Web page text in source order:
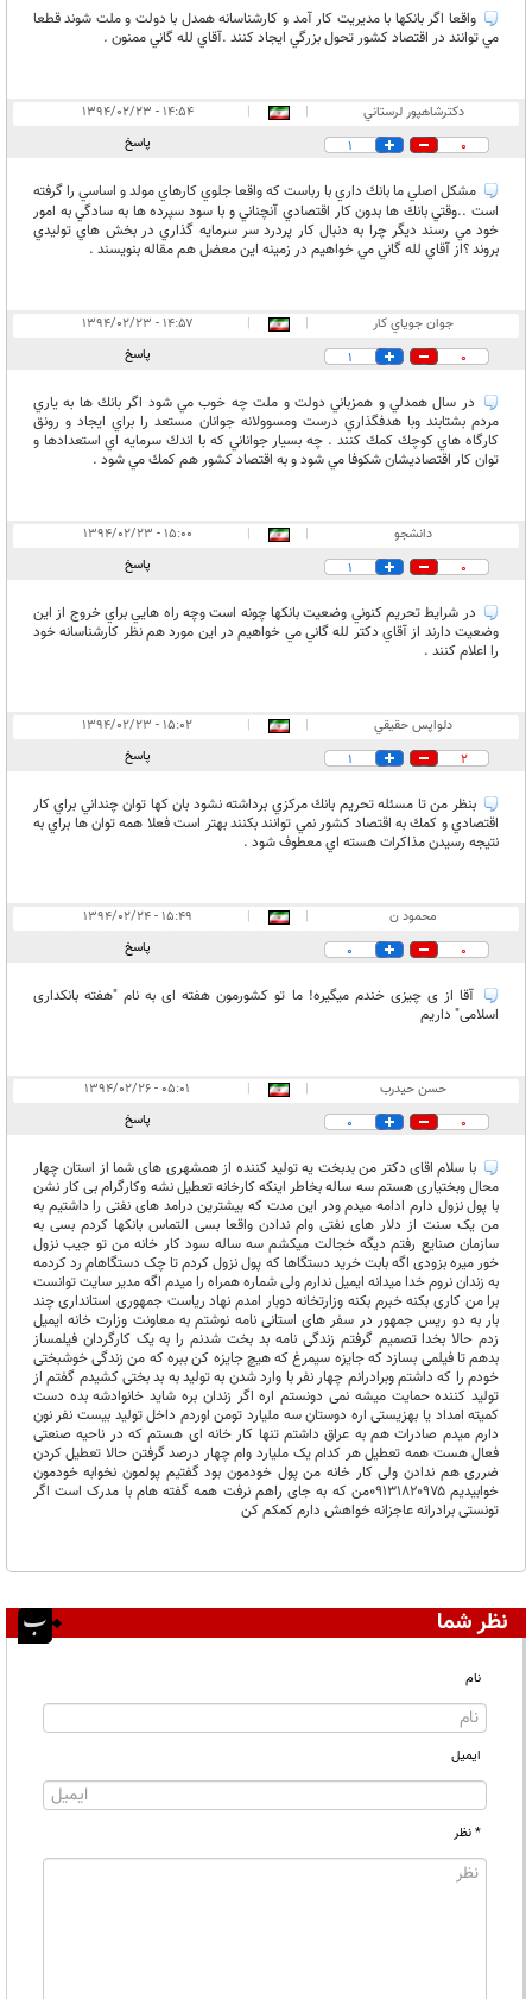
واقعا اگر بانكها با مديريت كار آمد و كارشناسانه همدل با دولت و ملت شوند قطعا
مي توانند در اقتصاد كشور تحول بزرگي ايجاد كنند .آقاي لله گاني ممنون .
دكترشاهپور لرستاني |
|
۱۴:۵۴ - ۱۳۹۴/۰۲/۲۳
0
1 پاسخ
مشكل اصلي ما بانك داري با رباست كه واقعا جلوي كارهاي مولد و اساسي را گرفته
است ..وقتي بانك ها بدون كار اقتصادي آنچناني و با سود سپرده ها به سادگي به امور
خود مي رسند ديگر چرا به دنبال كار پردرد سر سرمايه گذاري در بخش هاي توليدي
بروند ؟از آقاي لله گاني مي خواهيم در زمينه اين معضل هم مقاله بنويسند .
جوان جوياي كار |
|
۱۴:۵۷ - ۱۳۹۴/۰۲/۲۳
0
1 پاسخ
در سال همدلي و همزباني دولت و ملت چه خوب مي شود اگر بانك ها به ياري
مردم بشتابند وبا هدفگذاري درست ومسوولانه جوانان مستعد را براي ايجاد و رونق
كارگاه هاي كوچك كمك كنند . چه بسيار جواناني كه با اندك سرمايه اي استعدادها و
توان كار اقتصاديشان شكوفا مي شود و به اقتصاد كشور هم كمك مي شود .
دانشجو |
|
۱۵:۰۰ - ۱۳۹۴/۰۲/۲۳
0
1 پاسخ
در شرايط تحريم كنوني وضعيت بانكها چونه است وچه راه هايي براي خروج از اين
وضعيت دارند از آقاي دكتر لله گاني مي خواهيم در اين مورد هم نظر كارشناسانه خود
را اعلام كنند .
دلواپس حقيقي |
|
۱۵:۰۲ - ۱۳۹۴/۰۲/۲۳
2
1 پاسخ
بنظر من تا مسئله تحريم بانك مركزي برداشته نشود بان كها توان چنداني براي كار
اقتصادي و كمك به اقتصاد كشور نمي توانند بكنند بهتر است فعلا همه توان ها براي به
نتيجه رسيدن مذاكرات هسته اي معطوف شود .
محمود ن |
|
۱۵:۴۹ - ۱۳۹۴/۰۲/۲۴
0
0 پاسخ
آقا از ی چیزی خندم میگیره! ما تو کشورمون هفته ای به نام "هفته بانکداری
اسلامی" داریم
حسن حیدرب |
|
۰۵:۰۱ - ۱۳۹۴/۰۲/۲۶
0
0 پاسخ
با سلام اقای دکتر من بدبخت یه تولید کننده از همشهری های شما از استان چهار
محال وبختیاری هستم سه ساله بخاطر اینکه کارخانه تعطیل نشه وکارگرام بی کار نشن
با پول نزول دارم ادامه میدم ودر این مدت که بیشترین درامد های نفتی را داشتیم به
من یک سنت از دلار های نفتی وام ندادن واقعا بسی التماس بانکها کردم بسی به
سازمان صنایع رفتم دیگه خجالت میکشم سه ساله سود کار خانه من تو جیب نزول
خور میره بزودی اگه بابت خرید دستگاها که پول نزول کردم تا چک دستگاهام رد کردمه
به زندان نروم خدا میدانه ایمیل ندارم ولی شماره همراه را میدم اگه مدیر سایت توانست
برا من کاری بکنه خبرم بکنه وزارتخانه دوبار امدم نهاد ریاست جمهوری استانداری چند
بار به دو ریس جمهور در سفر های استانی نامه نوشتم به معاونت وزارت خانه ایمیل
زدم حالا بخدا تصمیم گرفتم زندگی نامه بد بخت شدنم را به یک کارگردان فیلمساز
بدهم تا فیلمی بسازد که جایزه سیمرغ که هیچ جایزه کن ببره که من زندگی خوشبختی
خودم را که داشتم وبرادرانم چهار نفر با وارد شدن به تولید به بد بختی کشیدم گفتم از
تولید کننده حمایت میشه نمی دونستم اره اگر زندان بره شاید خانوادشه بده دست
کمیته امداد یا بهزیستی اره دوستان سه ملیارد تومن اوردم داخل تولید بیست نفر نون
دارم میدم صادرات هم به عراق داشتم تنها کار خانه ای هستم که در ناحیه صنعتی
فعال هست همه تعطیل هر کدام یک ملیارد وام چهار درصد گرفتن حالا تعطیل کردن
ضرری هم ندادن ولی کار خانه من پول خودمون بود گفتیم پولمون نخوابه خودمون
خوابیدیم ۰۹۱۳۱۸۲۰۹۷۵من که به جای راهم نرفت همه گفته هام با مدرک است اگر
تونستی برادرانه عاجزانه خواهش دارم کمکم کن
نظر شما
نام
ایمیل
* نظر